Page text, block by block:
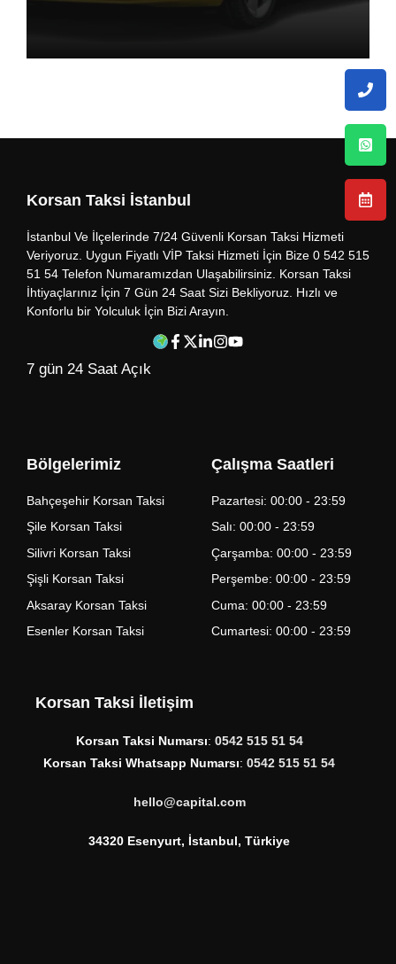
Korsan Taksi İstanbul
İstanbul Ve İlçelerinde 7/24 Güvenli Korsan Taksi Hizmeti
Veriyoruz. Uygun Fiyatlı VİP Taksi Hizmeti İçin Bize 0 542 515
51 54 Telefon Numaramızdan Ulaşabilirsiniz. Korsan Taksi
İhtiyaçlarınız İçin 7 Gün 24 Saat Sizi Bekliyoruz. Hızlı ve
Konforlu bir Yolculuk İçin Bizi Arayın.
7 gün 24 Saat Açık
Bölgelerimiz
Bahçeşehir Korsan Taksi
Şile Korsan Taksi
Silivri Korsan Taksi
Şişli Korsan Taksi
Aksaray Korsan Taksi
Esenler Korsan Taksi
Çalışma Saatleri
Pazartesi: 00:00 - 23:59
Salı: 00:00 - 23:59
Çarşamba: 00:00 - 23:59
Perşembe: 00:00 - 23:59
Cuma: 00:00 - 23:59
Cumartesi: 00:00 - 23:59
Korsan Taksi İletişim
Korsan Taksi Numarsı: 0542 515 51 54
Korsan Taksi Whatsapp Numarsı: 0542 515 51 54
hello@capital.com
34320 Esenyurt, İstanbul, Türkiye